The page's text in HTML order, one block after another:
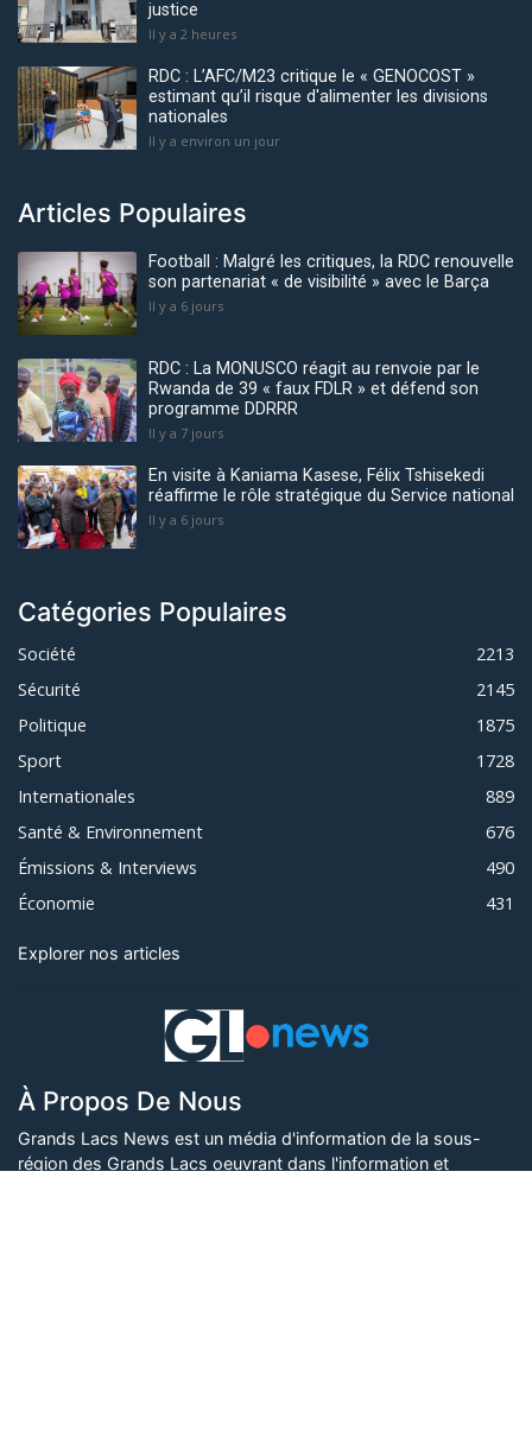
justice
Il y a 2 heures
RDC : L’AFC/M23 critique le « GENOCOST »
estimant qu’il risque d'alimenter les divisions
nationales
Il y a environ un jour
Articles Populaires
Football : Malgré les critiques, la RDC renouvelle
son partenariat « de visibilité » avec le Barça
Il y a 6 jours
RDC : La MONUSCO réagit au renvoie par le
Rwanda de 39 « faux FDLR » et défend son
programme DDRRR
Il y a 7 jours
En visite à Kaniama Kasese, Félix Tshisekedi
réaffirme le rôle stratégique du Service national
Il y a 6 jours
Catégories Populaires
Société
2213
Sécurité
2145
Politique
1875
Sport
1728
Internationales
889
Santé & Environnement
676
Émissions & Interviews
490
Économie
431
Explorer nos articles
À Propos De Nous
Grands Lacs News est un média d'information de la sous-
région des Grands Lacs oeuvrant dans l'information et